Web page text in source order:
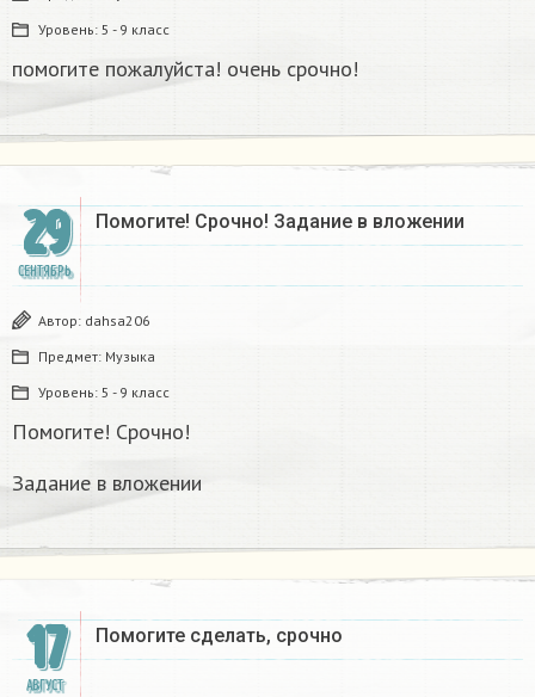
Уровень: 5 - 9 класс
помогите пожалуйста! очень срочно!​
29
СЕНТЯБРЬ
Помогите! Срочно! Задание в вложении
Автор: dahsa206
Предмет: Музыка
Уровень: 5 - 9 класс
Помогите! Срочно!
Задание в вложении
17
АВГУСТ
Помогите сделать, срочно​